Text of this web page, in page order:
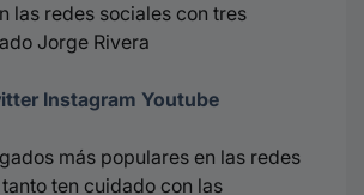
las redes sociales con tres
Jorge Rivera
Instagram Youtube
más populares en las redes
ten cuidado con las